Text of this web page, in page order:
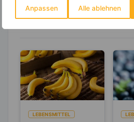
Anpassen Alle ablehnen
Erfahre mehr über
dieses Rezepts
LEBENSMITTEL